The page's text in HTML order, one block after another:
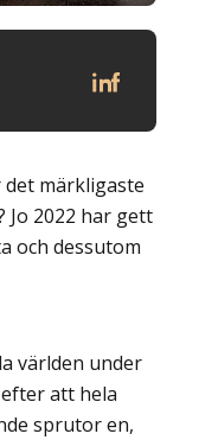
märkligaste
Jo 2022 har gett
och dessutom
världen under
att hela
sprutor en,